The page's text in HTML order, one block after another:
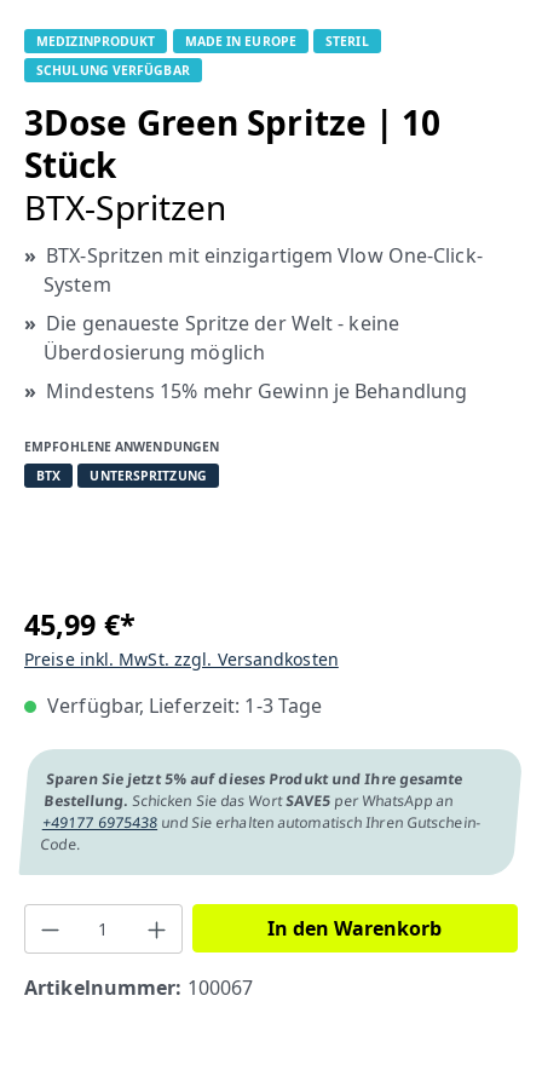
MEDIZINPRODUKT MADE IN EUROPE
STERIL
SCHULUNG VERFÜGBAR
3Dose Green Spritze | 10
Stück
BTX-Spritzen
BTX-Spritzen mit einzigartigem Vlow One-Click-
System
Die genaueste Spritze der Welt - keine
Überdosierung möglich
Mindestens 15% mehr Gewinn je Behandlung
EMPFOHLENE ANWENDUNGEN
BTX
UNTERSPRITZUNG
45,99 €*
Preise inkl. MwSt. zzgl. Versandkosten
Verfügbar, Lieferzeit: 1-3 Tage
Sparen Sie jetzt 5% auf dieses Produkt und Ihre gesamte
Bestellung. Schicken Sie das WortSAVE5 per WhatsApp an
+49177 6975438und Sie erhalten automatisch Ihren Gutschein-
Code.
In den Warenkorb
Artikelnummer: 100067